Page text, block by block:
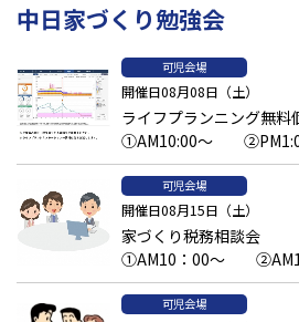
中日家づくり勉強会
可児会場
開催日08月08日（土）
ライフプランニング無料
①AM10:00～
可児会場
開催日08月15日（土）
家づくり税務相談会
①AM10：00～
～予約済 ④PM2：00
可児会場